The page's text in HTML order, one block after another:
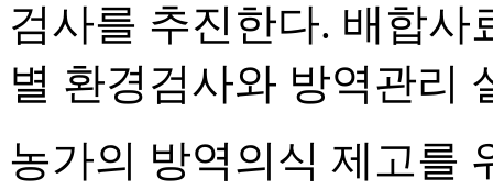
검사를 추진한다. 배합사
별 환경검사와 방역관리
농가의 방역의식 제고를